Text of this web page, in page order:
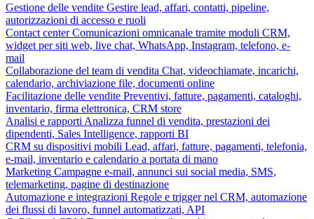
Gestione delle vendite Gestire lead, affari, contatti, pipeline,
autorizzazioni di accesso e ruoli
Contact center Comunicazioni omnicanale tramite moduli CRM,
widget per siti web, live chat, WhatsApp, Instagram, telefono, e-
mail
Collaborazione del team di vendita Chat, videochiamate, incarichi,
calendario, archiviazione file, documenti online
Facilitazione delle vendite Preventivi, fatture, pagamenti, cataloghi,
inventario, firma elettronica, CRM store
Analisi e rapporti Analizza funnel di vendita, prestazioni dei
dipendenti, Sales Intelligence, rapporti BI
CRM su dispositivi mobili Lead, affari, fatture, pagamenti, telefonia,
e-mail, inventario e calendario a portata di mano
Marketing Campagne e-mail, annunci sui social media, SMS,
telemarketing, pagine di destinazione
Automazione e integrazioni Regole e trigger nel CRM, automazione
dei flussi di lavoro, funnel automatizzati, API